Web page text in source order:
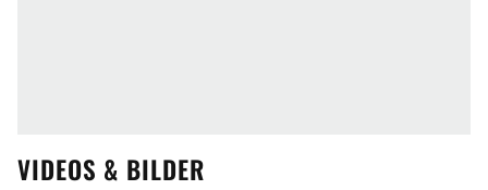
VIDEOS & BILDER